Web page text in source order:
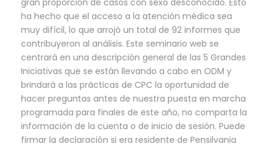
gran proporción de casos con sexo desconocido. Esto
ha hecho que el acceso a la atención médica sea
muy difícil, lo que arrojó un total de 92 informes que
contribuyeron al análisis. Este seminario web se
centrará en una descripción general de las 5 Grandes
Iniciativas que se están llevando a cabo en ODM y
brindará a las prácticas de CPC la oportunidad de
hacer preguntas antes de nuestra puesta en marcha
programada para finales de este año, no comparta la
información de la cuenta o de inicio de sesión. Puede
firmar la declaración si era residente de Pensilvania